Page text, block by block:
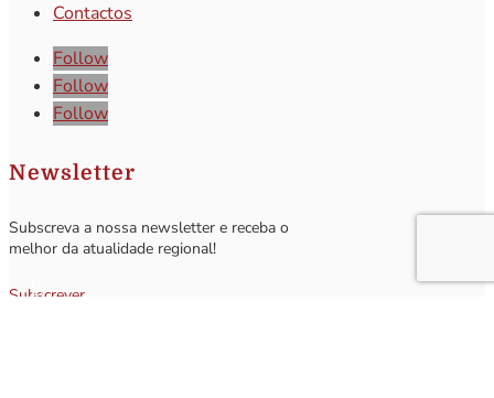
Contactos
Follow
Follow
Follow
Newsletter
Subscreva a nossa newsletter e receba o
melhor da atualidade regional!
Subscrever